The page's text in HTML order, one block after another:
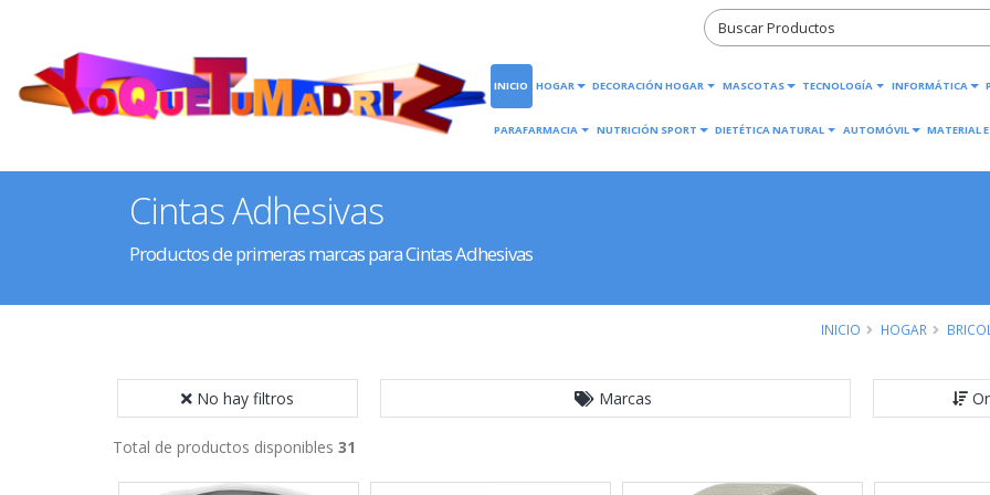
INICIO HOGAR DECORACIÓN HOGAR MASCOTAS TECNOLOGÍA INFORMÁTICA
PARAFARMACIA NUTRICIÓN SPORT DIETÉTICA NATURAL AUTOMÓVIL MATERIAL
Cintas Adhesivas
Productos de primeras marcas para Cintas Adhesivas
INICIO HOGAR
No hay filtros Marcas
Total de productos disponibles 31